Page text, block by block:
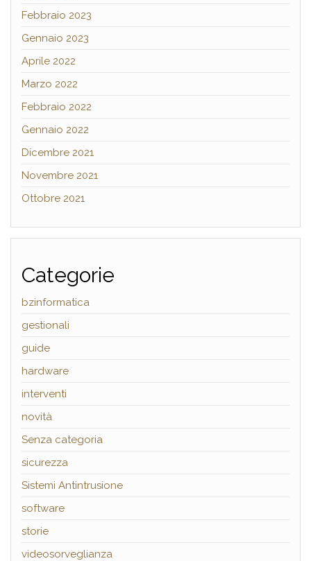
Febbraio 2023
Gennaio 2023
Aprile 2022
Marzo 2022
Febbraio 2022
Gennaio 2022
Dicembre 2021
Novembre 2021
Ottobre 2021
Categorie
bzinformatica
gestionali
guide
hardware
interventi
novità
Senza categoria
sicurezza
Sistemi Antintrusione
software
storie
videosorveglianza